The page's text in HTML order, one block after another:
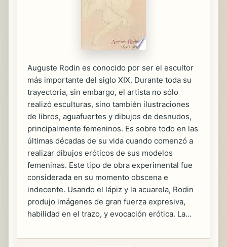
Auguste Rodin es conocido por ser el escultor
más importante del siglo XIX. Durante toda su
trayectoria, sin embargo, el artista no sólo
realizó esculturas, sino también ilustraciones
de libros, aguafuertes y dibujos de desnudos,
principalmente femeninos. Es sobre todo en las
últimas décadas de su vida cuando comenzó a
realizar dibujos eróticos de sus modelos
femeninas. Este tipo de obra experimental fue
considerada en su momento obscena e
indecente. Usando el lápiz y la acuarela, Rodin
produjo imágenes de gran fuerza expresiva,
habilidad en el trazo, y evocación erótica. La...